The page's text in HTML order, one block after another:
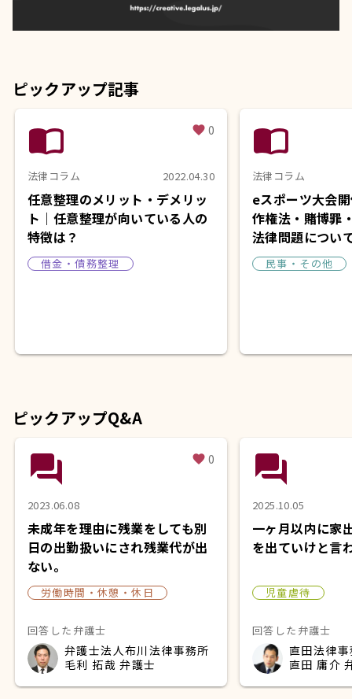
ピックアップ記事
import_contacts favorite 0
法律コラム 2022.04.30
任意整理のメリット・デメリッ
ト｜任意整理が向いている人の
特徴は？
借金・債務整理
import_contacts
法律コラム
eスポーツ大会
作権法・賭博罪
法律問題につい
民事・その他
ピックアップQ&A
question_answer favorite 0
2023.06.08
未成年を理由に残業をしても別
日の出勤扱いにされ残業代が出
ない。
労働時間・休憩・休日
回答した弁護士
弁護士法人布川法律事務所
毛利 拓哉 弁護士
question_answer
2025.10.05
一ヶ月以内に家
を出ていけと言
児童虐待
回答した弁護士
直田法律
直田 庸介